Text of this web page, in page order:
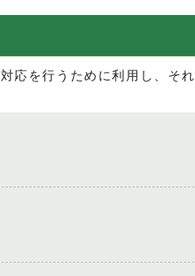
応を行うために利用し、そ